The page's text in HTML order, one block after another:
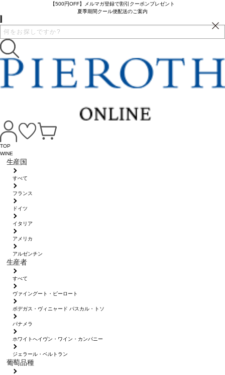
【500円OFF】メルマガ登録で割引クーポンプレゼント
夏季期間クール便配送のご案内
TOP
WINE
生産国
すべて
フランス
ドイツ
イタリア
アメリカ
アルゼンチン
生産者
すべて
ヴァイングート・ピーロート
ボデガス・ヴィニャード パスカル・トソ
パナメラ
ホワイトへイヴン・ワイン・カンパニー
ジェラール・ベルトラン
葡萄品種